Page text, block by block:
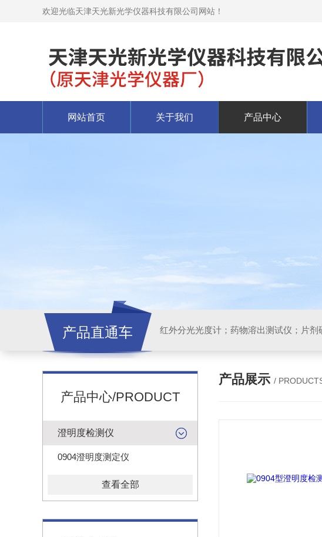
欢迎光临天津天光新光学仪器科技有限公司网站！
网站首页 关于我们 产品中心
产品直通车 红外分光光度计；药物溶出测试仪；片剂
产品中心/PRODUCT
澄明度检测仪
0904澄明度测定仪
查看全部
产品展示 /